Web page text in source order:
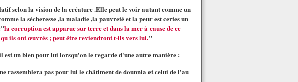
selon la vision de la créature .Elle peut le voir autant comme un
la sécheresse ,la maladie ,la pauvreté et la peur est certes un
la corruption est apparue sur terre et dans la mer à cause de ce
ils ont œuvrés ; peut être reviendront t-ils vers lui."
un bien pour lui lorsqu'on le regarde d'une autre manière :
rassemblera pas pour lui le châtiment de dounnia et celui de l'au